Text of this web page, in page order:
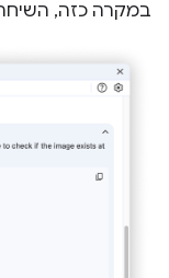
במקרה כזה,